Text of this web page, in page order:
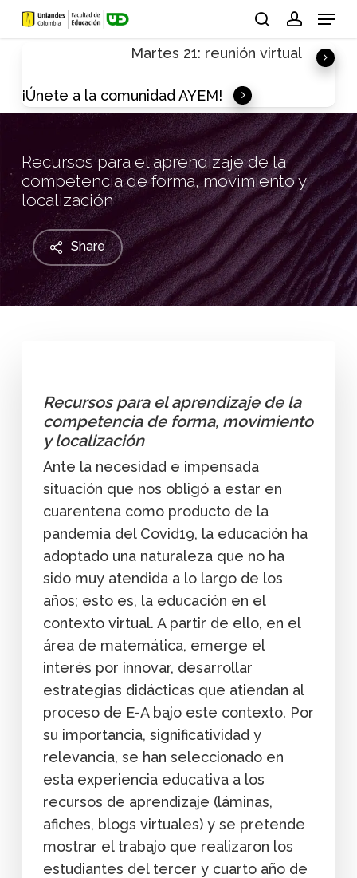
Skip
Menu
Martes 21: reunión virtual
¡Únete a la comunidad AYEM!
Recursos para el aprendizaje de la
competencia de forma, movimiento y
localización
Share
Recursos para el aprendizaje de la
competencia de forma, movimiento
y localización
Ante la necesidad e impensada
situación que nos obligó a estar en
cuarentena como producto de la
pandemia del Covid19, la educación ha
adoptado una naturaleza que no ha
sido muy atendida a lo largo de los
años; esto es, la educación en el
contexto virtual. A partir de ello, en el
área de matemática, emerge el
interés por innovar, desarrollar
estrategias didácticas que atiendan al
proceso de E-A bajo este contexto. Por
su importancia, significatividad y
relevancia, se han seleccionado en
esta experiencia educativa a los
recursos de aprendizaje (láminas,
afiches, blogs virtuales) y se pretende
mostrar el trabajo que realizaron los
estudiantes del tercer y cuarto año de